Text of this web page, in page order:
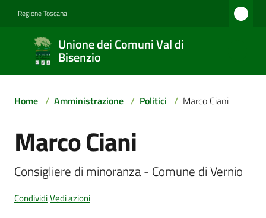
Regione Toscana
Unione dei Comuni Val di
Bisenzio
Unione
dei
Comuni
Val di
Bisenzio
Amministrazione
Home / Amministrazione / Politici / Marco Ciani
Salta al contenuto
Marco Ciani
Consigliere di minoranza - Comune di Vernio
CondividiVedi azioni